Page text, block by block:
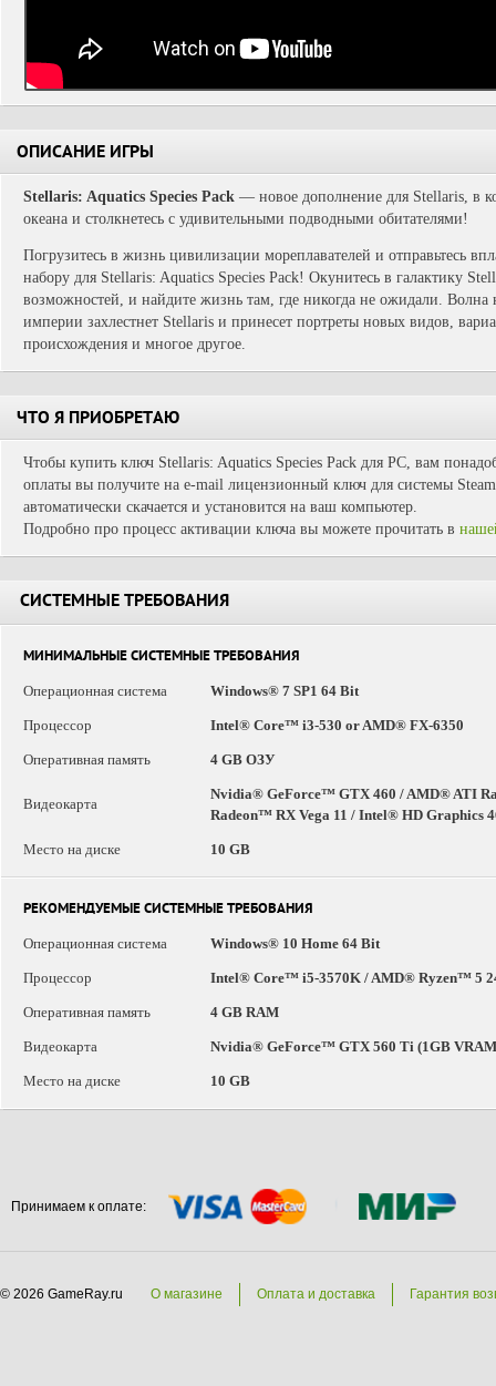
ОПИСАНИЕ ИГРЫ
Stellaris: Aquatics Species Pack — новое дополнение для Stellaris, в
океана и столкнетесь с удивительными подводными обитателями!
Погрузитесь в жизнь цивилизации мореплавателей и отправьтесь
набору для Stellaris: Aquatics Species Pack! Окунитесь в галактику
возможностей, и найдите жизнь там, где никогда не ожидали.
империи захлестнет Stellaris и принесет портреты новых видов,
происхождения и многое другое.
ЧТО Я ПРИОБРЕТАЮ
Чтобы купить ключ Stellaris: Aquatics Species Pack для PC, вам
оплаты вы получите на e-mail лицензионный ключ для системы
автоматически скачается и установится на ваш компьютер.
Подробно про процесс активации ключа вы можете прочитать в
СИСТЕМНЫЕ ТРЕБОВАНИЯ
МИНИМАЛЬНЫЕ СИСТЕМНЫЕ ТРЕБОВАНИЯ
Операционная система
Windows® 7 SP1 64 Bit
Процессор Intel® Core™ i3-530 or AMD® FX-6350
Оперативная память 4 GB ОЗУ
Видеокарта
Nvidia® GeForce™ GTX 460 / AMD® ATI
Radeon™ RX Vega 11 / Intel® HD Graphics
Место на диске 10 GB
РЕКОМЕНДУЕМЫЕ СИСТЕМНЫЕ ТРЕБОВАНИЯ
Операционная система
Windows® 10 Home 64 Bit
Процессор Intel® Core™ i5-3570K / AMD® Ryzen™ 5
Оперативная память 4 GB RAM
Видеокарта Nvidia® GeForce™ GTX 560 Ti (1GB
Место на диске 10 GB
Принимаем к оплате:
© 2026 GameRay.ru О магазине Оплата и доставка Гарантия